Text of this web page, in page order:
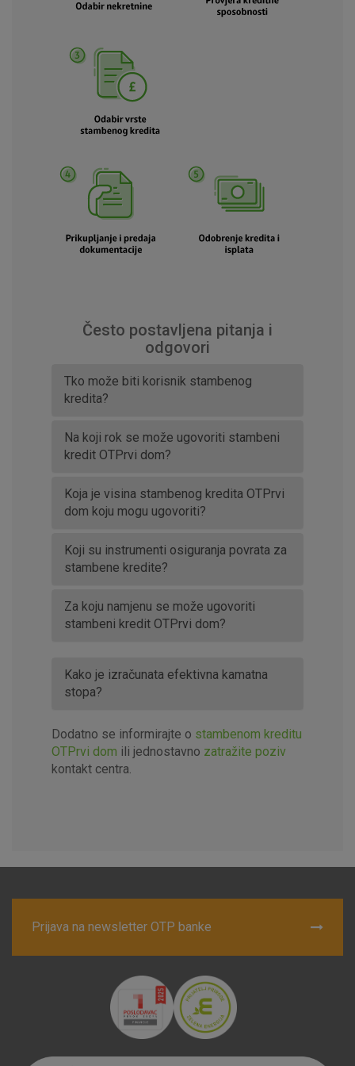
Često postavljena pitanja i
odgovori
Tko može biti korisnik stambenog
kredita?
Na koji rok se može ugovoriti stambeni
kredit OTPrvi dom?
Koja je visina stambenog kredita OTPrvi
dom koju mogu ugovoriti?
Koji su instrumenti osiguranja povrata za
stambene kredite?
Za koju namjenu se može ugovoriti
stambeni kredit OTPrvi dom?
Kako je izračunata efektivna kamatna
stopa?
Dodatno se informirajte o stambenom kreditu
OTPrvi dom ili jednostavno zatražite poziv
kontakt centra.
Prijava na newsletter OTP banke
Detaljnije informacije o kolačićima